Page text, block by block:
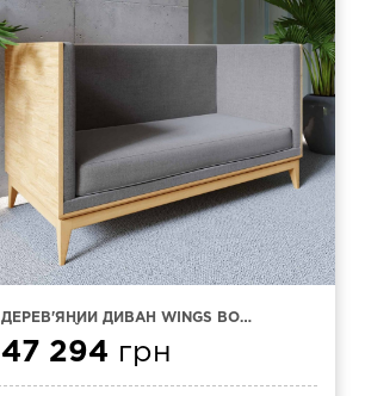
ДЕРЕВ'ЯНИЙ ДИВАН WINGS BOX
47 294 грн